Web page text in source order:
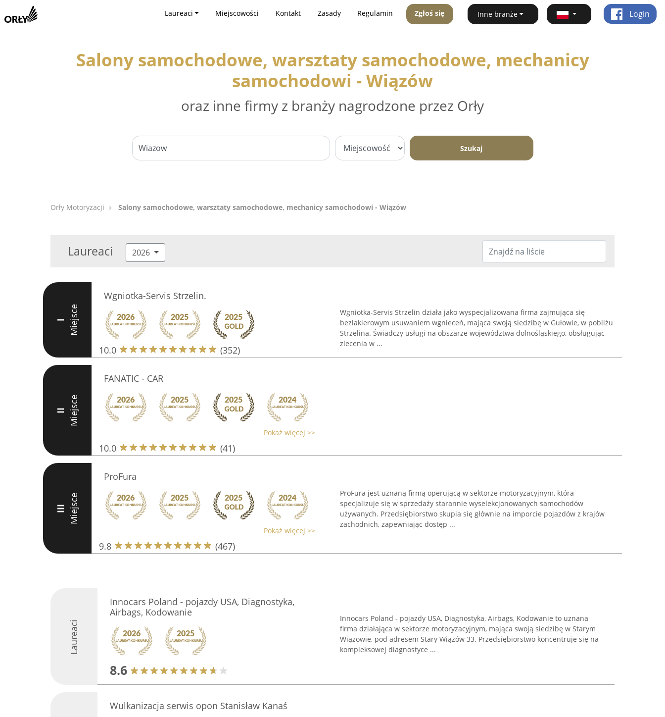
Laureaci Miejscowości Kontakt Zasady Regulamin Zgłoś się Inne branże Login
Salony samochodowe, warsztaty samochodowe, mechanicy
samochodowi - Wiązów
oraz inne firmy z branży nagrodzone przez Orły
Szukaj
Orły Motoryzacji Salony samochodowe, warsztaty samochodowe, mechanicy samochodowi - Wiązów
Laureaci 2026
I Miejsce
Wgniotka-Servis Strzelin.
10.0 (352)
Wgniotka-Servis Strzelin działa jako wyspecjalizowana firma zajmująca się
bezlakierowym usuwaniem wgnieceń, mająca swoją siedzibę w Gułowie, w pobliżu
Strzelina. Świadczy usługi na obszarze województwa dolnośląskiego, obsługując
zlecenia w ...
II Miejsce
FANATIC - CAR
Pokaż więcej >>
10.0 (41)
III Miejsce
ProFura
Pokaż więcej >>
9.8 (467)
ProFura jest uznaną firmą operującą w sektorze motoryzacyjnym, która
specjalizuje się w sprzedaży starannie wyselekcjonowanych samochodów
używanych. Przedsiębiorstwo skupia się głównie na imporcie pojazdów z krajów
zachodnich, zapewniając dostęp ...
Laureaci
Innocars Poland - pojazdy USA, Diagnostyka,
Airbags, Kodowanie
8.6
Innocars Poland - pojazdy USA, Diagnostyka, Airbags, Kodowanie to uznana
firma działająca w sektorze motoryzacyjnym, mająca swoją siedzibę w Starym
Wiązowie, pod adresem Stary Wiązów 33. Przedsiębiorstwo koncentruje się na
kompleksowej diagnostyce ...
Wulkanizacja serwis opon Stanisław Kanaś